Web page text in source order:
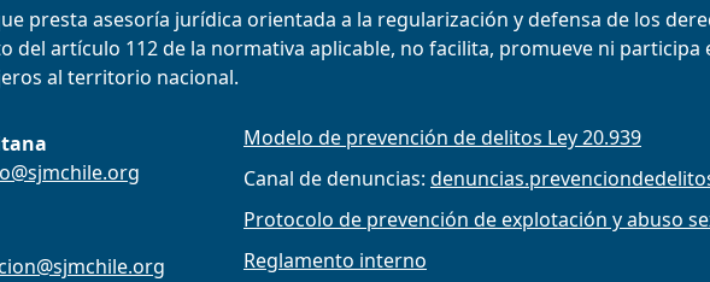
presta asesoría jurídica orientada a la regularización y defensa de los
del artículo 112 de la normativa aplicable, no facilita, promueve ni participa
al territorio nacional.
Modelo de prevención de delitos Ley 20.939
Canal de denuncias:
Protocolo de prevención de explotación y abuso
Reglamento interno